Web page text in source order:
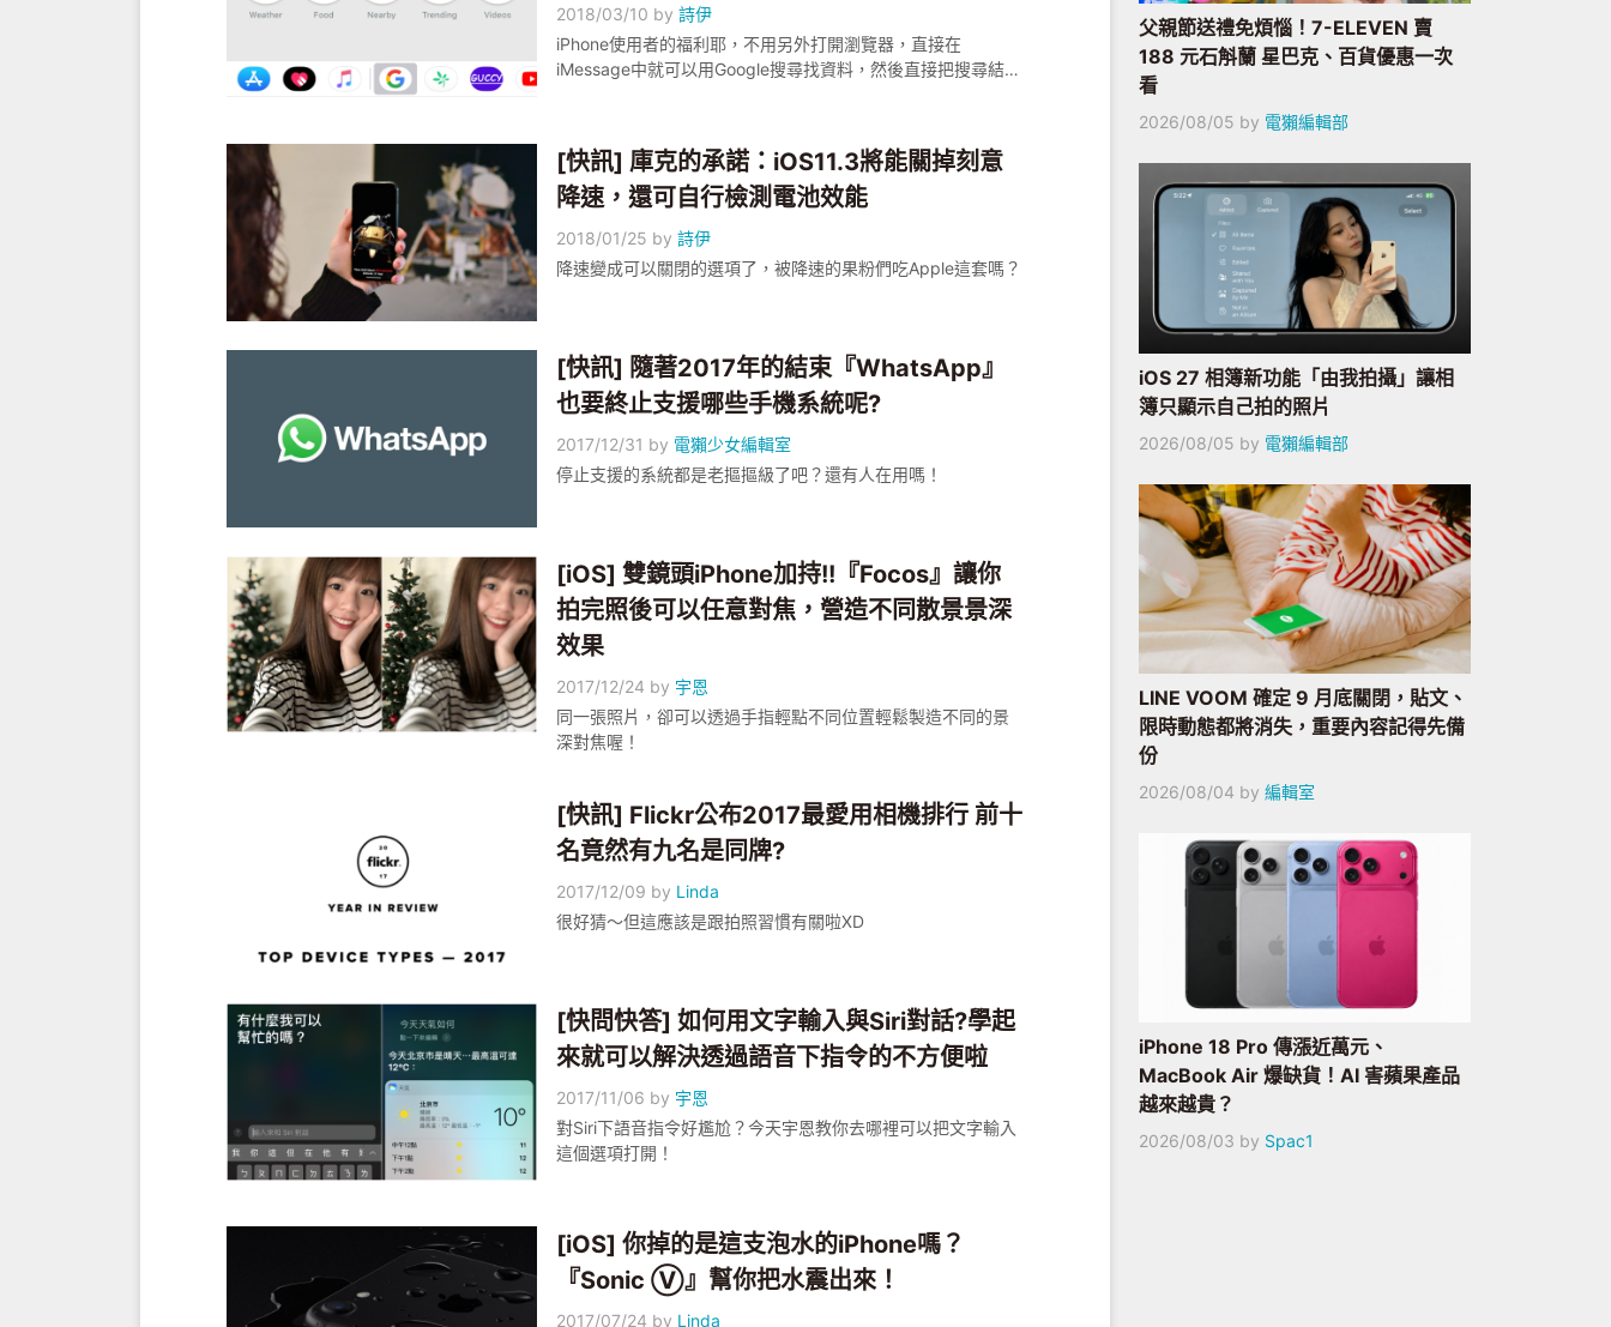
2018/03/10 by詩伊
iPhone使用者的福利耶，不用另外打開瀏覽器，直接在
iMessage中就可以用Google搜尋找資料，然後直接把搜尋結果
[快訊] 庫克的承諾：iOS11.3將能關掉刻意
降速，還可自行檢測電池效能
2018/01/25 by詩伊
降速變成可以關閉的選項了，被降速的果粉們吃Apple這套嗎？
[快訊] 隨著2017年的結束『WhatsApp』
也要終止支援哪些手機系統呢?
2017/12/31 by 電獺少女編輯室
停止支援的系統都是老摳摳級了吧？還有人在用嗎！
[iOS] 雙鏡頭iPhone加持!!『Focos』讓你
拍完照後可以任意對焦，營造不同散景景深
效果
2017/12/24 by 宇恩
同一張照片，卻可以透過手指輕點不同位置輕鬆製造不同的景
深對焦喔！
[快訊] Flickr公布2017最愛用相機排行 前十
名竟然有九名是同牌?
2017/12/09 by Linda
很好猜～但這應該是跟拍照習慣有關啦XD
[快問快答] 如何用文字輸入與Siri對話?學起
來就可以解決透過語音下指令的不方便啦
2017/11/06 by 宇恩
對Siri下語音指令好尷尬？今天宇恩教你去哪裡可以把文字輸入
這個選項打開！
[iOS] 你掉的是這支泡水的iPhone嗎？
『Sonic Ⓥ』幫你把水震出來！
2017/07/24 by Linda
父親節送禮免煩惱！7-ELEVEN 賣
188 元石斛蘭 星巴克、百貨優惠一次
看
2026/08/05 by 電獺編輯部
iOS 27 相簿新功能「由我拍攝」讓相
簿只顯示自己拍的照片
2026/08/05 by 電獺編輯部
LINE VOOM 確定 9 月底關閉，貼文、
限時動態都將消失，重要內容記得先備
份
2026/08/04 by 編輯室
iPhone 18 Pro 傳漲近萬元、
MacBook Air 爆缺貨！AI 害蘋果產品
越來越貴？
2026/08/03 by Spac1